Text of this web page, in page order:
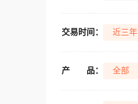
交易时间： 近三年
产 品： 全部